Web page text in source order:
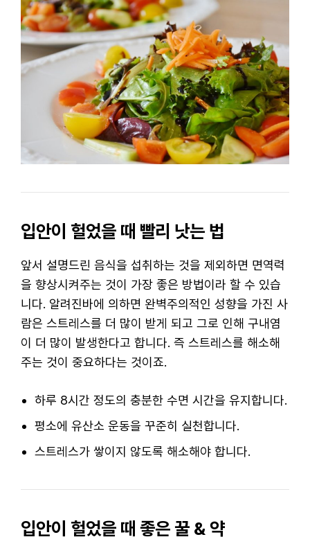
입안이 헐었을 때 빨리 낫는 법
앞서 설명드린 음식을 섭취하는 것을 제외하면 면역력
을 향상시켜주는 것이 가장 좋은 방법이라 할 수 있습
니다. 알려진바에 의하면 완벽주의적인 성향을 가진 사
람은 스트레스를 더 많이 받게 되고 그로 인해 구내염
이 더 많이 발생한다고 합니다. 즉 스트레스를 해소해
주는 것이 중요하다는 것이죠.
하루 8시간 정도의 충분한 수면 시간을 유지합니다.
평소에 유산소 운동을 꾸준히 실천합니다.
스트레스가 쌓이지 않도록 해소해야 합니다.
입안이 헐었을 때 좋은 꿀 & 약